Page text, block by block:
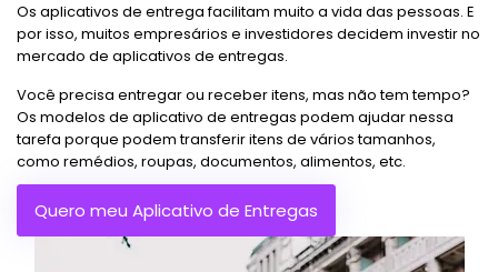
Os aplicativos de entrega facilitam muito a vida das pessoas. E
por isso, muitos empresários e investidores decidem investir no
mercado de aplicativos de entregas.
Você precisa entregar ou receber itens, mas não tem tempo?
Os modelos de aplicativo de entregas podem ajudar nessa
tarefa porque podem transferir itens de vários tamanhos,
como remédios, roupas, documentos, alimentos, etc.
Quero meu Aplicativo de Entregas